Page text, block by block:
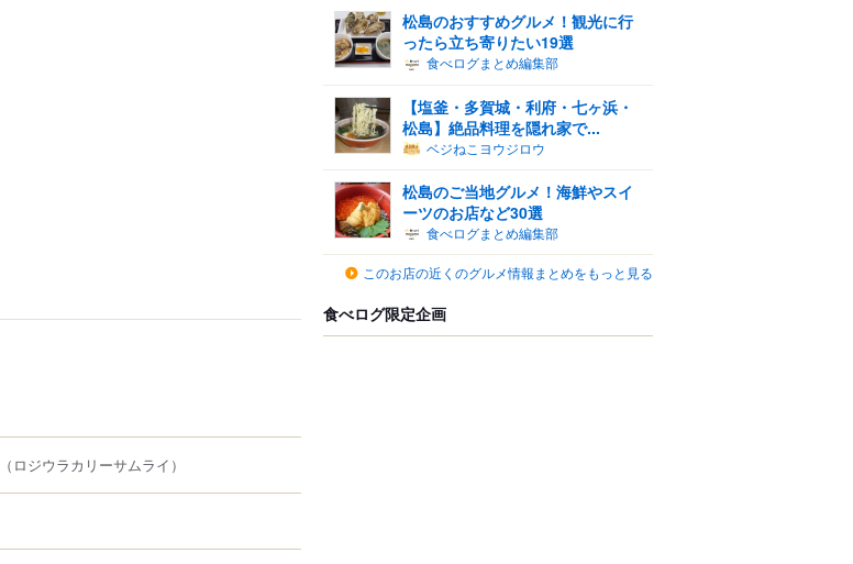
（ロジウラカリーサムライ）
松島のおすすめグルメ！観光に行
ったら立ち寄りたい19選
食べログまとめ編集部
【塩釜・多賀城・利府・七ヶ浜・
松島】絶品料理を隠れ家で...
ベジねこヨウジロウ
松島のご当地グルメ！海鮮やスイ
ーツのお店など30選
食べログまとめ編集部
このお店の近くのグルメ情報まとめをもっと見る
食べログ限定企画